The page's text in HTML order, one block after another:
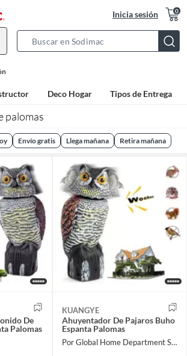
Inicia sesión 0
Bar
Deco Hogar Tipos de Entrega
palomas
Envío gratis Llega mañana Retira mañana
De
Palomas
KUANGYE
Ahuyentador De Pajaros Buho
Espanta Palomas
Por Global Home Department Store